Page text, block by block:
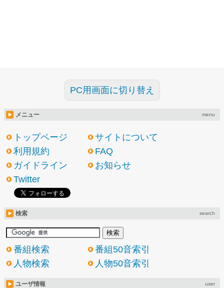
PC用画面に切り替え
メニュー menu
トップページ
サイトについて
利用規約
FAQ
ガイドライン
お知らせ
Twitter
検索 search
番組検索
番組50音索引
人物検索
人物50音索引
ユーザ情報 user